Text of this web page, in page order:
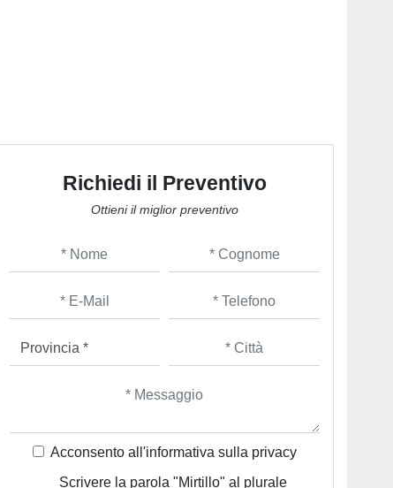
Richiedi il Preventivo
Ottieni il miglior preventivo
Acconsento all'informativa sulla privacy
Scrivere la parola "Mirtillo" al plurale